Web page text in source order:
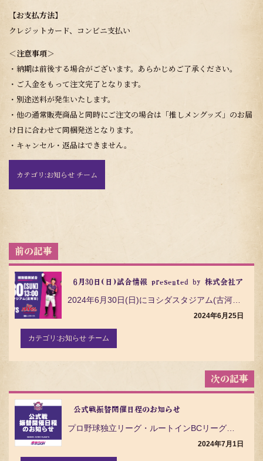
【お支払方法】
クレジットカード、コンビニ支払い
＜注意事項＞
・納期は前後する場合がございます。あらかじめご了承ください。
・ご入金をもって注文完了となります。
・別途送料が発生いたします。
・他の通常販売商品と同時にご注文の場合は「推しメングッズ」のお届
け日に合わせて同梱発送となります。
・キャンセル・返品はできません。
カテゴリ:お知らせ チーム
投
稿
ナ
ビ
ゲ
シ
6月30日(日)試合情報 presented by 株式会社アンフ
2024年6月30日(日)にヨシダスタジアム(古河市)で開催される福島レッドホープスとの試合ついてご…
2024年6月25日
カテゴリ:お知らせ チーム
公式戦振替開催日程のお知らせ
2024年7月1日